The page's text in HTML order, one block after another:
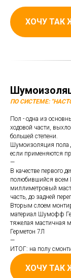
ХОЧУ ТАК
ПО СИСТЕМЕ:
Пол - одна из
ходовой части,
большей степени.
Шумоизоляция пола
если применяются
—
В качестве первого
полюбившийся
миллиметровый
часть, до задней
Вторым слоем
материал Шумофф
тяжелая мастичная
Герметон 7Л
—
ИТОГ: на полу
ХОЧУ ТАК